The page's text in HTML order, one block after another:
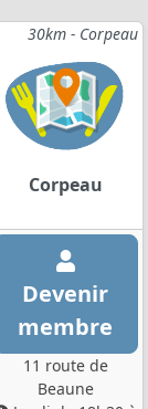
30km - Corpeau
Corpeau
Devenir
membre
11 route de
Beaune